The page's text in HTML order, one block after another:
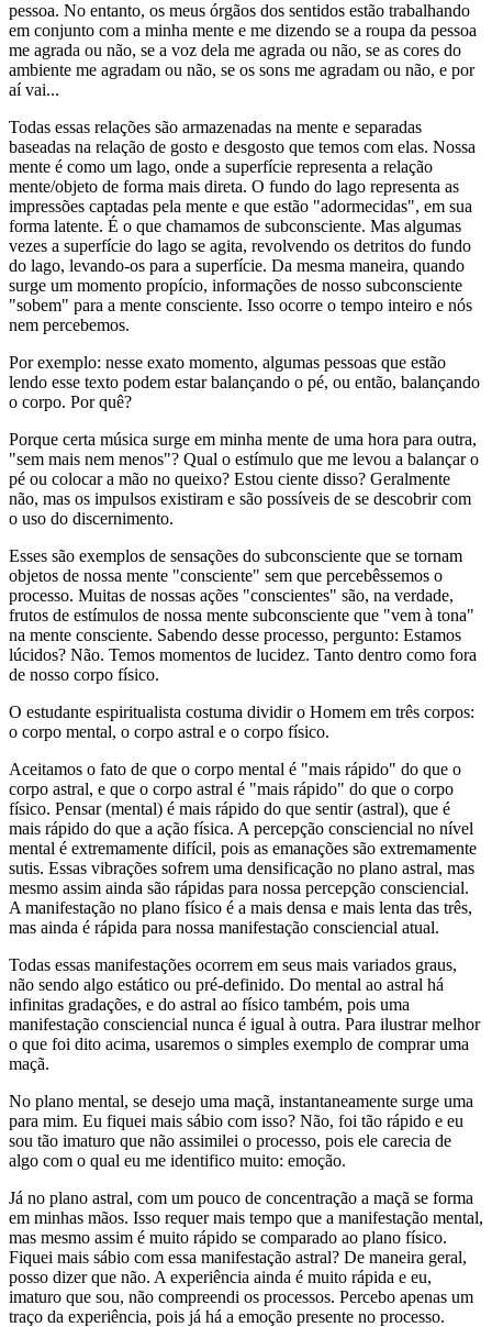
pessoa. No entanto, os meus órgãos dos sentidos estão trabalhando
em conjunto com a minha mente e me dizendo se a roupa da pessoa
me agrada ou não, se a voz dela me agrada ou não, se as cores do
ambiente me agradam ou não, se os sons me agradam ou não, e por
aí vai...
Todas essas relações são armazenadas na mente e separadas
baseadas na relação de gosto e desgosto que temos com elas. Nossa
mente é como um lago, onde a superfície representa a relação
mente/objeto de forma mais direta. O fundo do lago representa as
impressões captadas pela mente e que estão "adormecidas", em sua
forma latente. É o que chamamos de subconsciente. Mas algumas
vezes a superfície do lago se agita, revolvendo os detritos do fundo
do lago, levando-os para a superfície. Da mesma maneira, quando
surge um momento propício, informações de nosso subconsciente
"sobem" para a mente consciente. Isso ocorre o tempo inteiro e nós
nem percebemos.
Por exemplo: nesse exato momento, algumas pessoas que estão
lendo esse texto podem estar balançando o pé, ou então, balançando
o corpo. Por quê?
Porque certa música surge em minha mente de uma hora para outra,
"sem mais nem menos"? Qual o estímulo que me levou a balançar o
pé ou colocar a mão no queixo? Estou ciente disso? Geralmente
não, mas os impulsos existiram e são possíveis de se descobrir com
o uso do discernimento.
Esses são exemplos de sensações do subconsciente que se tornam
objetos de nossa mente "consciente" sem que percebêssemos o
processo. Muitas de nossas ações "conscientes" são, na verdade,
frutos de estímulos de nossa mente subconsciente que "vem à tona"
na mente consciente. Sabendo desse processo, pergunto: Estamos
lúcidos? Não. Temos momentos de lucidez. Tanto dentro como fora
de nosso corpo físico.
O estudante espiritualista costuma dividir o Homem em três corpos:
o corpo mental, o corpo astral e o corpo físico.
Aceitamos o fato de que o corpo mental é "mais rápido" do que o
corpo astral, e que o corpo astral é "mais rápido" do que o corpo
físico. Pensar (mental) é mais rápido do que sentir (astral), que é
mais rápido do que a ação física. A percepção consciencial no nível
mental é extremamente difícil, pois as emanações são extremamente
sutis. Essas vibrações sofrem uma densificação no plano astral, mas
mesmo assim ainda são rápidas para nossa percepção consciencial.
A manifestação no plano físico é a mais densa e mais lenta das três,
mas ainda é rápida para nossa manifestação consciencial atual.
Todas essas manifestações ocorrem em seus mais variados graus,
não sendo algo estático ou pré-definido. Do mental ao astral há
infinitas gradações, e do astral ao físico também, pois uma
manifestação consciencial nunca é igual à outra. Para ilustrar melhor
o que foi dito acima, usaremos o simples exemplo de comprar uma
maçã.
No plano mental, se desejo uma maçã, instantaneamente surge uma
para mim. Eu fiquei mais sábio com isso? Não, foi tão rápido e eu
sou tão imaturo que não assimilei o processo, pois ele carecia de
algo com o qual eu me identifico muito: emoção.
Já no plano astral, com um pouco de concentração a maçã se forma
em minhas mãos. Isso requer mais tempo que a manifestação mental,
mas mesmo assim é muito rápido se comparado ao plano físico.
Fiquei mais sábio com essa manifestação astral? De maneira geral,
posso dizer que não. A experiência ainda é muito rápida e eu,
imaturo que sou, não compreendi os processos. Percebo apenas um
traço da experiência, pois já há a emoção presente no processo.